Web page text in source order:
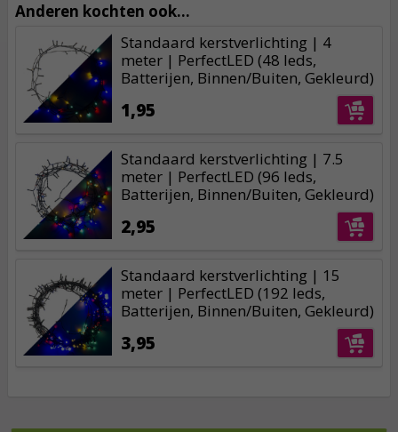
Anderen kochten ook...
Standaard kerstverlichting | 4
meter | PerfectLED (48 leds,
Batterijen, Binnen/Buiten, Gekleurd)
1,95
Standaard kerstverlichting | 7.5
meter | PerfectLED (96 leds,
Batterijen, Binnen/Buiten, Gekleurd)
2,95
Standaard kerstverlichting | 15
meter | PerfectLED (192 leds,
Batterijen, Binnen/Buiten, Gekleurd)
3,95